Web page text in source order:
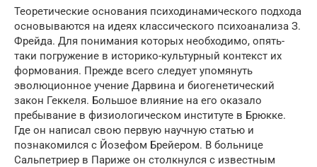
Теоретические основания психодинамического подхода
основываются на идеях классического психоанализа З.
Фрейда. Для понимания которых необходимо, опять-
таки погружение в историко-культурный контекст их
формования. Прежде всего следует упомянуть
эволюционное учение Дарвина и биогенетический
закон Геккеля. Большое влияние на его оказало
пребывание в физиологическом институте в Брюкке.
Где он написал свою первую научную статью и
познакомился с Йозефом Брейером. В больнице
Сальпетриер в Париже он столкнулся с известным